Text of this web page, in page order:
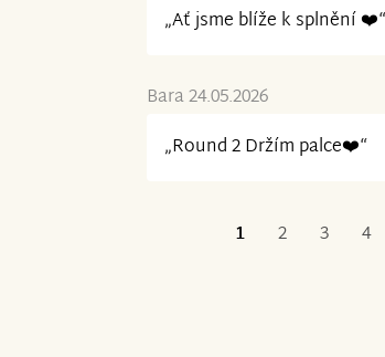
„Ať jsme blíže k splnění ❤️“
Bara 24.05.2026
„Round 2 Držím palce❤️“
1 2 3 4